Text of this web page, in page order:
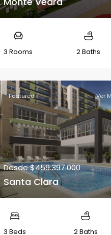
3 Rooms 2 Baths
Featured Ver
Desde$459.397.000
Santa Clara
3 Beds 2 Baths